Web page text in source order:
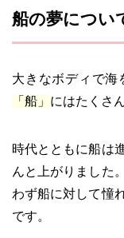
船の夢につい
大きなボディで海
「船」 にはたくさ
時代とともに船は
んと上がりました
わず船に対して憧
です。